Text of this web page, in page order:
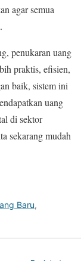
agar semua
penukaran uang
praktis, efisien,
baik, sistem ini
uang
di sektor
sekarang mudah
Baru,